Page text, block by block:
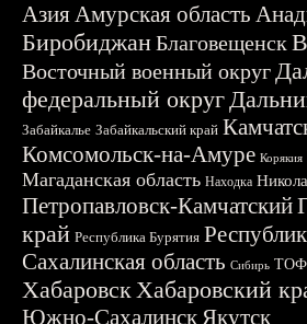
АзияАмурская область
БиробиджанБлаговещенск
Восточный военный округ
федеральный округ
Забайкалье Забайкальский край
Комсомольск-на-Амуре Корякия
Магаданская область Находка
Петропавловск-Камчатский
край Республика Бурятия
Сахалинская область Сибирь ТОФ
ХабаровскХабаровский
Южно-СахалинскЯкутск